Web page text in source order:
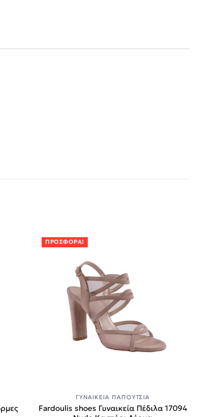
ΠΡΟΣΦΟΡΆ!
ΓΥΝΑΙΚΕΊΑ ΠΑΠΟΎΤΣΙΑ
Fardoulis shoes Γυναικεία Πέδιλα 17094